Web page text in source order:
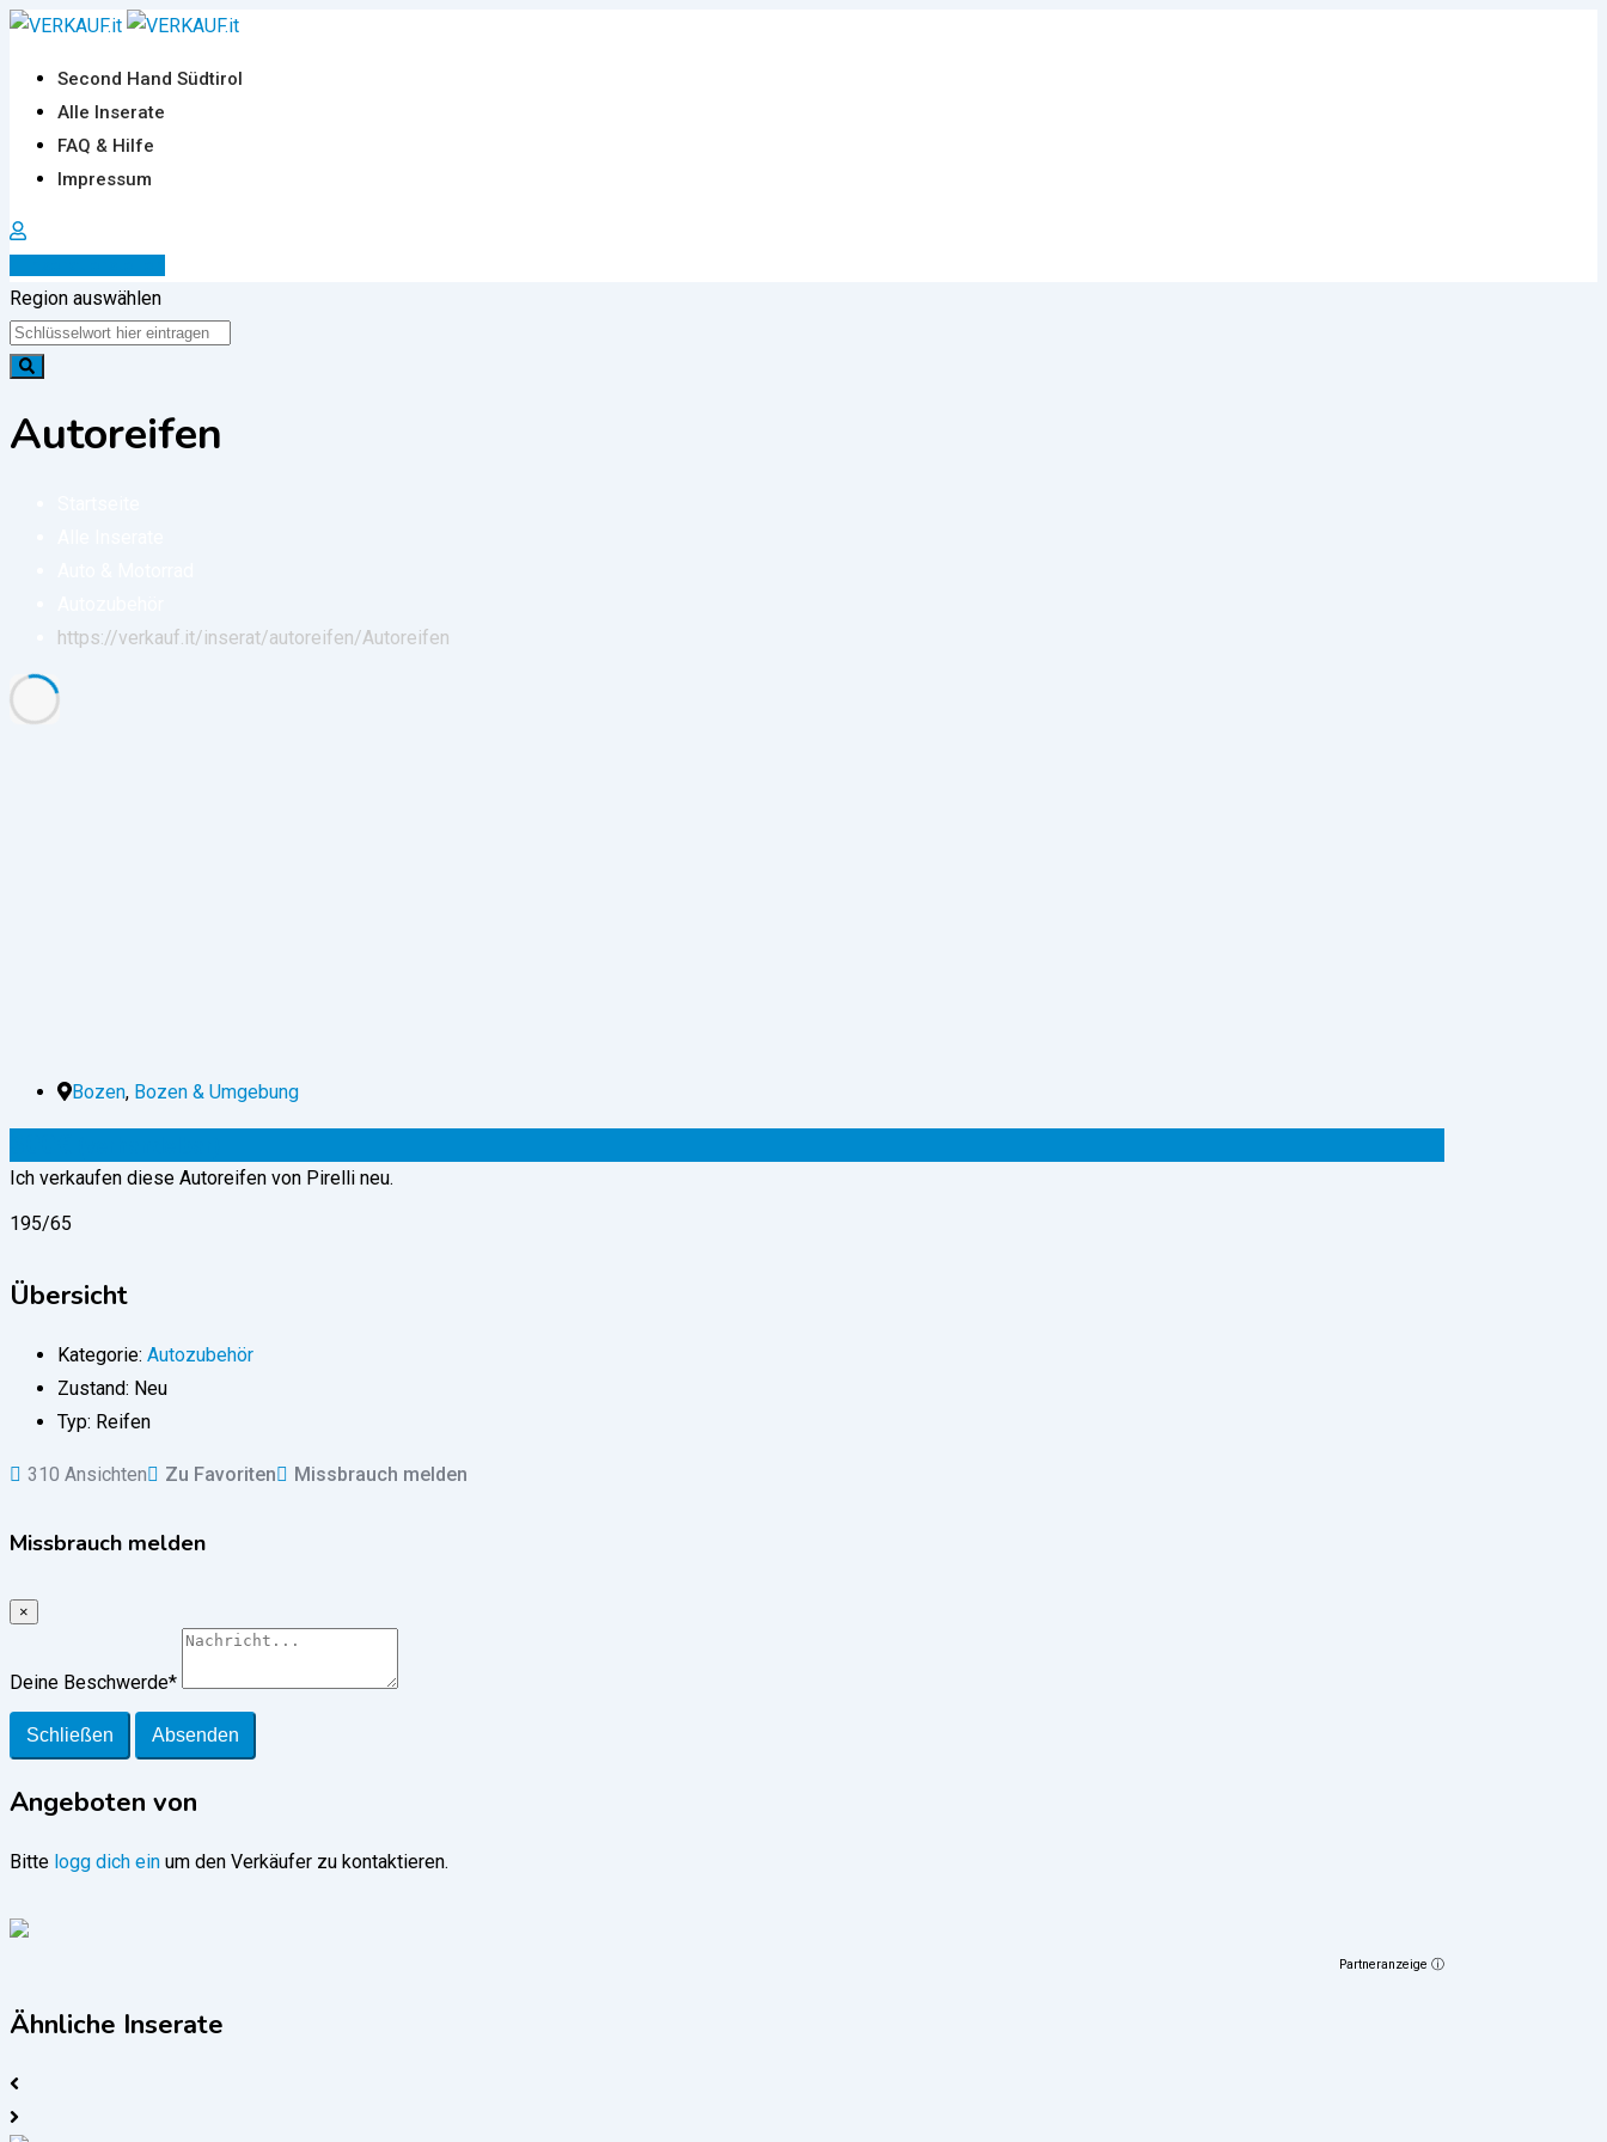
Zum
springen
Second Hand Südtirol
Alle Inserate
FAQ & Hilfe
Impressum
Region auswählen
Autoreifen
https://verkauf.it/inserat/autoreifen/Autoreifen
Bozen, Bozen & Umgebung
Ich verkaufen diese Autoreifen von Pirelli neu.
195/65
Übersicht
Kategorie: Autozubehör
Zustand: Neu
Typ: Reifen
310 Ansichten Zu Favoriten Missbrauch melden
Missbrauch melden
×
Deine Beschwerde*
Schließen Absenden
Angeboten von
Bitte logg dich ein um den Verkäufer zu kontaktieren.
Partneranzeige ⓘ
Ähnliche Inserate